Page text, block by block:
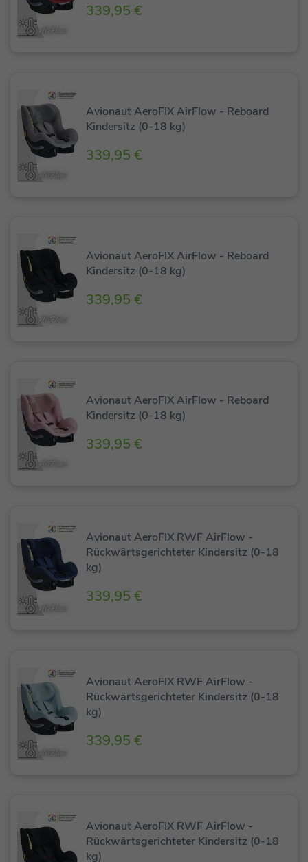
339,95 €
Avionaut AeroFIX AirFlow - Reboard
Kindersitz (0-18 kg)
339,95 €
Avionaut AeroFIX AirFlow - Reboard
Kindersitz (0-18 kg)
339,95 €
Avionaut AeroFIX AirFlow - Reboard
Kindersitz (0-18 kg)
339,95 €
Avionaut AeroFIX RWF AirFlow -
Rückwärtsgerichteter Kindersitz (0-18
kg)
339,95 €
Avionaut AeroFIX RWF AirFlow -
Rückwärtsgerichteter Kindersitz (0-18
kg)
339,95 €
Avionaut AeroFIX RWF AirFlow -
Rückwärtsgerichteter Kindersitz (0-18
kg)